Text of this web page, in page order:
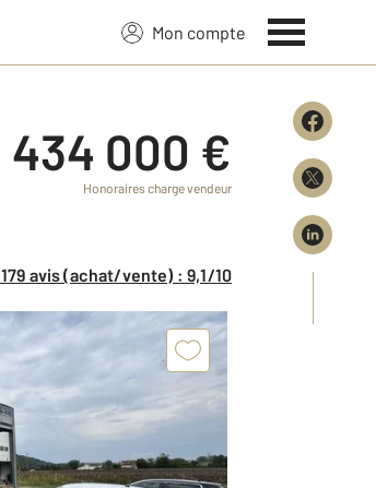
Mon compte
434 000 €
Honoraires charge vendeur
1179 avis (achat/vente) : 9,1/10